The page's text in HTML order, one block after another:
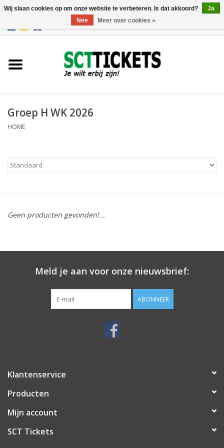
Frankrijk
Groep H WK 2026
HOME
Geen producten gevonden!...
Meld je aan voor onze nieuwsbrief:
ABONNEER
Klantenservice
Producten
Mijn account
SCT Tickets
Wij slaan cookies op om onze website te verbeteren. Is dat akkoord?
Ja
Nee
Meer over cookies »